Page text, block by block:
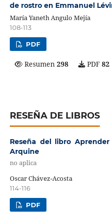
de rostro en Emmanuel
María Yaneth Angulo Mejía
108-113
PDF
Resumen 298 PDF 82
RESEÑA DE LIBROS
Reseña del libro
Arquine
no aplica
Oscar Chávez-Acosta
114-116
PDF